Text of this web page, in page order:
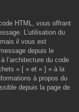
HTML, vous offrant
L’utilisation du
il vous est
depuis le
l’architecture du code
« [ » et « ] » à la
à propos du
depuis la page de